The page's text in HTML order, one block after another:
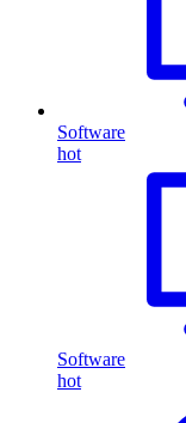
Software
hot
Software
hot